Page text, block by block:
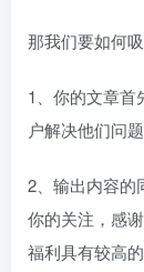
那我们要如何
1、你的文章首
户解决他们问题
2、输出内容的
你的关注，感
福利具有较高